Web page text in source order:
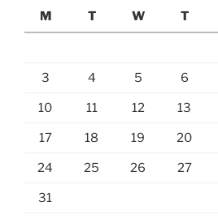
M
T W T
3 4 5 6
10 11 12 13
17 18 19 20
24 25 26 27
31